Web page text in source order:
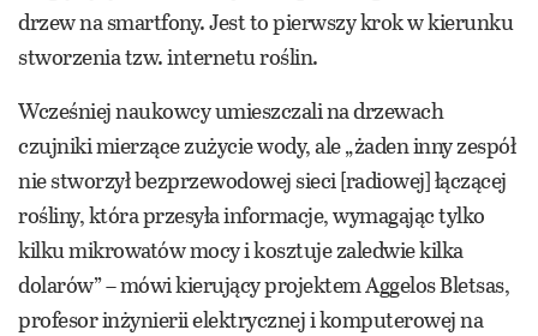
drzew na smartfony. Jest to pierwszy krok w kierunku
stworzenia tzw. internetu roślin.
Wcześniej naukowcy umieszczali na drzewach
czujniki mierzące zużycie wody, ale „żaden inny zespół
nie stworzył bezprzewodowej sieci [radiowej] łączącej
rośliny, która przesyła informacje, wymagając tylko
kilku mikrowatów mocy i kosztuje zaledwie kilka
dolarów” – mówi kierujący projektem Aggelos Bletsas,
profesor inżynierii elektrycznej i komputerowej na